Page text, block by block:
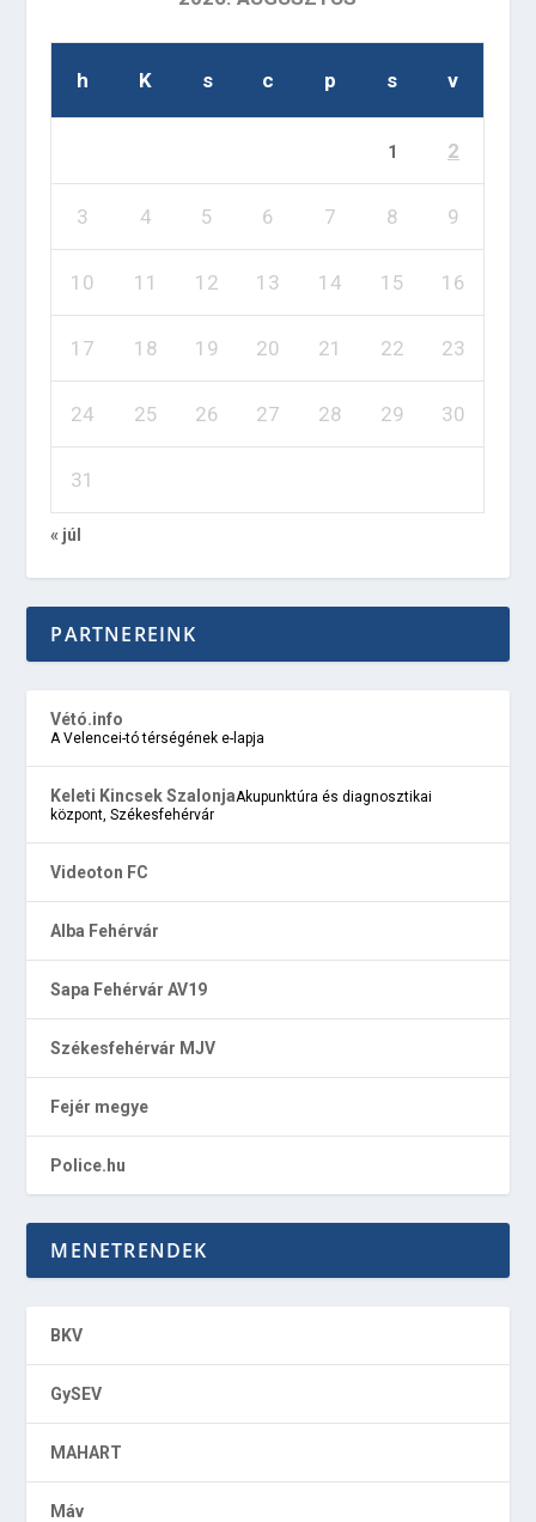
h K s c p s v
1 2
3 4 5 6 7 8 9
10 11 12 13 14 15 16
17 18 19 20 21 22 23
24 25 26 27 28 29 30
31
« júl
PARTNEREINK
Vétó.info
A Velencei-tó térségének e-lapja
Keleti Kincsek SzalonjaAkupunktúra és diagnosztikai
központ, Székesfehérvár
Videoton FC
Alba Fehérvár
Sapa Fehérvár AV19
Székesfehérvár MJV
Fejér megye
Police.hu
MENETRENDEK
BKV
GySEV
MAHART
Máv